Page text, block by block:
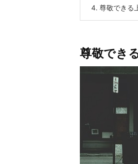
4. 尊敬できる
尊敬でき